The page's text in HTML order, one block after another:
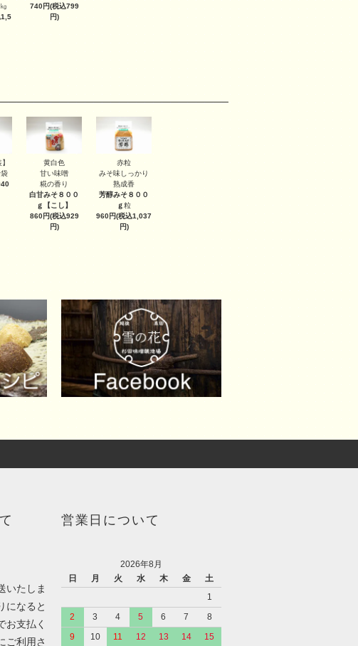
740円(税込799
円)
黄白色
甘い味噌
糀の香り
白甘みそ８００
ｇ
【こし】
860円(税込929
円)
赤粒
みそ味しっかり
熟成香
芳醇みそ８００
ｇ粒
960円(税込1,037
円)
いたしま
になると
お支払く
ご利用さ
営業日について
2026年8月
日
月 火 水 木 金
土
1
2
3 4 5 6 7
8
9
10 11 12 13 14 15